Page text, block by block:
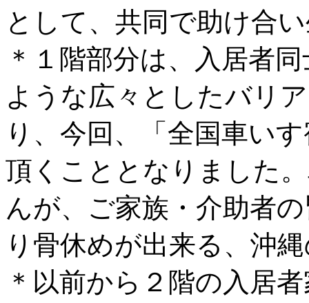
として、共同で助け合
＊１階部分は、入居者
ような広々としたバリ
り、今回、「全国車い
頂くこととなりました
んが、ご家族・介助者
り骨休めが出来る、沖
＊以前から２階の入居